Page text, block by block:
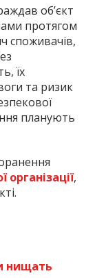
об’єкт
протягом
споживачів,
їх
та ризик
планують
,
нищать